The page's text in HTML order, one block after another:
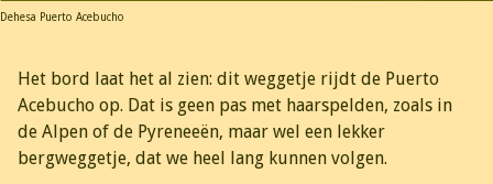
Dehesa Puerto Acebucho
Het bord laat het al zien: dit weggetje rijdt de Puerto
Acebucho op. Dat is geen pas met haarspelden, zoals in
de Alpen of de Pyreneeën, maar wel een lekker
bergweggetje, dat we heel lang kunnen volgen.